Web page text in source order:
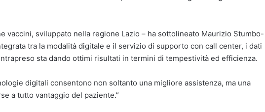
vaccini, sviluppato nella regione Lazio – ha sottolineato Maurizio Stumbo-
tra la modalità digitale e il servizio di supporto con call center, i dati
sta dando ottimi risultati in termini di tempestività ed efficienza.
digitali consentono non soltanto una migliore assistenza, ma una
a tutto vantaggio del paziente.”